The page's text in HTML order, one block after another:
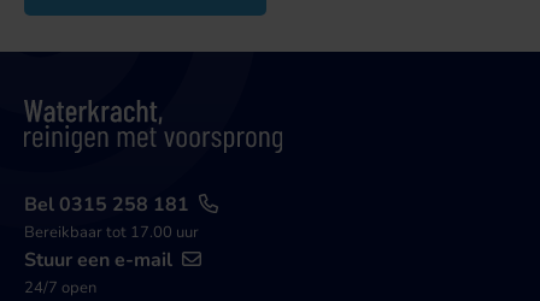
Bel 0315 258 181
Bereikbaar tot 17.00 uur
Stuur een e-mail
24/7 open